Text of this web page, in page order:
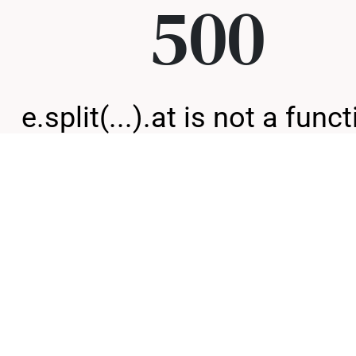
500
e.split(...).at is not a